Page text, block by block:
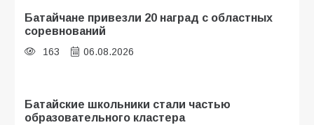
Батайчане привезли 20 наград с областных
соревнований
163 06.08.2026
Батайские школьники стали частью
образовательного кластера